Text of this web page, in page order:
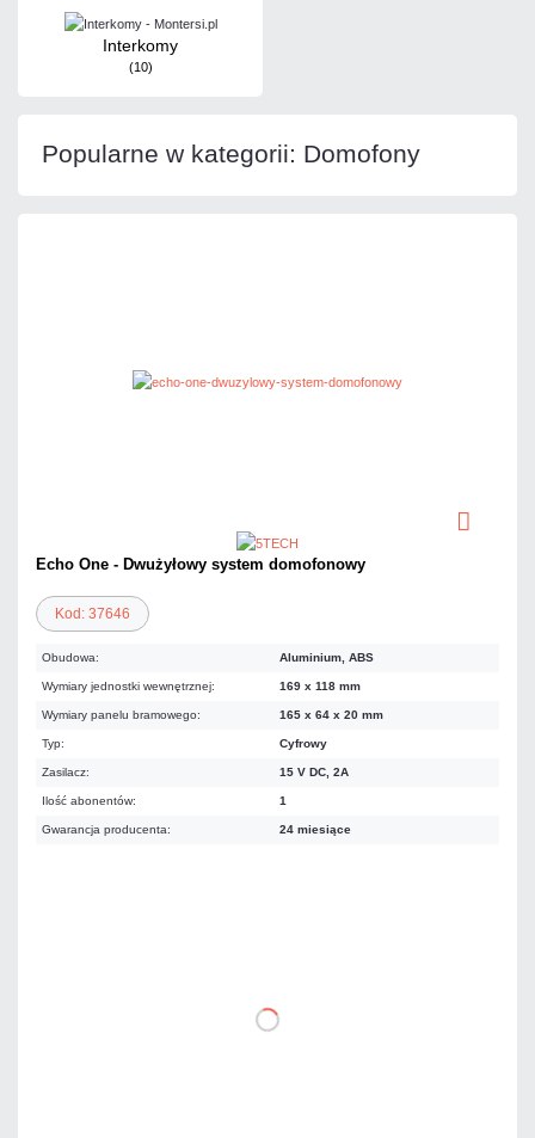
Interkomy
(10)
Popularne w kategorii: Domofony
Echo One - Dwużyłowy system domofonowy
Kod: 37646
Obudowa: Aluminium, ABS
Wymiary jednostki wewnętrznej: 169 x 118 mm
Wymiary panelu bramowego: 165 x 64 x 20 mm
Typ: Cyfrowy
Zasilacz: 15 V DC, 2A
Ilość abonentów: 1
Gwarancja producenta: 24 miesiące
DO KOSZYKA